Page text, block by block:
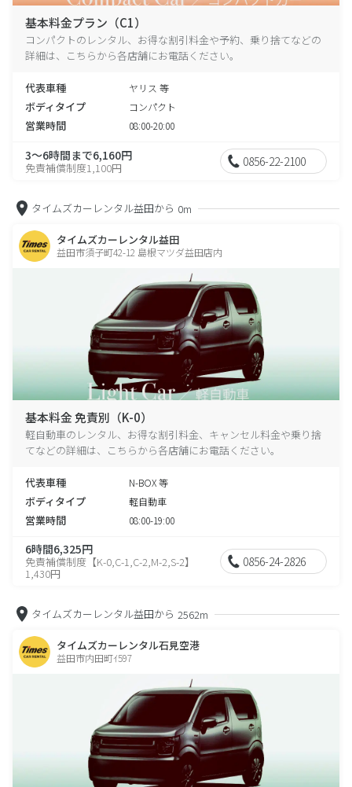
基本料金プラン（C1）
コンパクトのレンタル、お得な割引料金や予約、乗り捨てなどの
詳細は、こちらから各店舗にお電話ください。
代表車種 ヤリス 等
ボディタイプ コンパクト
営業時間 08:00-20:00
3～6時間まで6,160円
免責補償制度1,100円 0856-22-2100
タイムズカーレンタル益田から 0m
タイムズカーレンタル益田
益田市須子町42-12 島根マツダ益田店内
基本料金 免責別（K-0）
軽自動車のレンタル、お得な割引料金、キャンセル料金や乗り捨
てなどの詳細は、こちらから各店舗にお電話ください。
代表車種 N-BOX 等
ボディタイプ 軽自動車
営業時間 08:00-19:00
6時間6,325円
免責補償制度【K-0,C-1,C-2,M-2,S-2】
1,430円
0856-24-2826
タイムズカーレンタル益田から 2562m
タイムズカーレンタル石見空港
益田市内田町ｲ597